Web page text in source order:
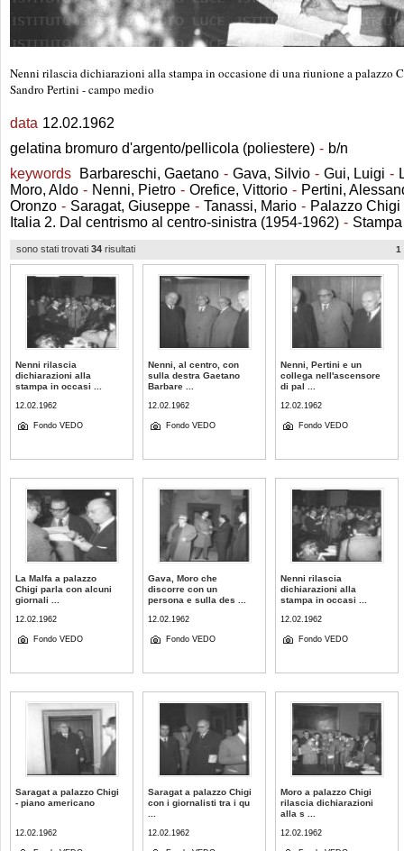
Nenni rilascia dichiarazioni alla stampa in occasione di una riunione a palazzo
Sandro Pertini - campo medio
data 12.02.1962
gelatina bromuro d'argento/pellicola (poliestere) - b/n
keywords
Barbareschi, Gaetano - Gava, Silvio - Gui, Luigi -
Moro, Aldo - Nenni, Pietro - Orefice, Vittorio - Pertini,
Oronzo - Saragat, Giuseppe - Tanassi, Mario - Palazzo Chigi
Italia 2. Dal centrismo al centro-sinistra (1954-1962) - Stampa
sono stati trovati 34 risultati 1
Nenni rilascia
dichiarazioni alla
stampa in occasi ...
12.02.1962
Fondo VEDO
Nenni, al centro, con
sulla destra Gaetano
Barbare ...
12.02.1962
Fondo VEDO
Nenni, Pertini e un
collega nell'ascensore
di pal ...
12.02.1962
Fondo VEDO
La Malfa a palazzo
Chigi parla con alcuni
giornali ...
12.02.1962
Fondo VEDO
Gava, Moro che
discorre con un
persona e sulla des ...
12.02.1962
Fondo VEDO
Nenni rilascia
dichiarazioni alla
stampa in occasi ...
12.02.1962
Fondo VEDO
Saragat a palazzo Chigi
- piano americano
12.02.1962
Saragat a palazzo Chigi
con i giornalisti tra i qu
12.02.1962
Moro a palazzo Chigi
rilascia dichiarazioni
alla s ...
12.02.1962